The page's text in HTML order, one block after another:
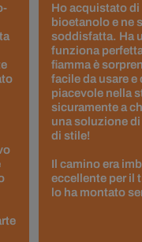
Ho acquistato di
bioetanolo e ne
soddisfatta. Ha
funziona
fiamma è
facile da usare e
piacevole nella
sicuramente a
una soluzione
di stile!
Il camino era
eccellente per il
lo ha montato